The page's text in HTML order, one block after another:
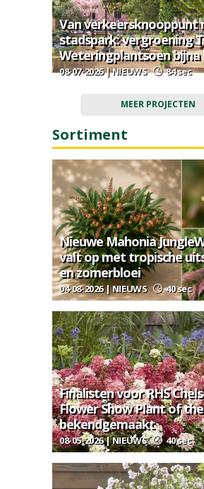
Van verkeersknooppunt
stadspark: vergroening
Weteringplantsoen bijna
08-07-2026 | NIEUWS 84 sec
MEER PROJECTEN
Sortiment
Nieuwe Mahonia
valt op met tropische
en zomerbloei
04-08-2026 | NIEUWS 40 sec
Finalisten voor RHS
Flower Show Plant of
bekendgemaakt
08-05-2026 | NIEUWS 40 sec